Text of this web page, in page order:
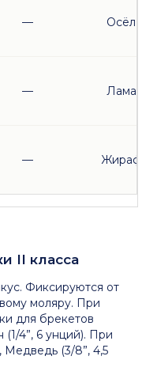
— Осёл
— Лама
— Жираф
II класса
Фиксируются от
моляру. При
для брекетов
(1/4”, 6 унций). При
Медведь (3/8”, 4,5